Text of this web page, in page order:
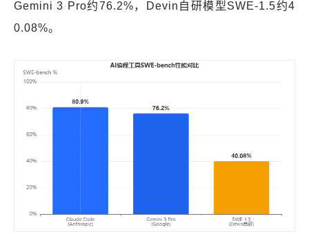
Gemini 3 Pro约76.2%，Devin自研模型SWE-1.5约4
0.08%。